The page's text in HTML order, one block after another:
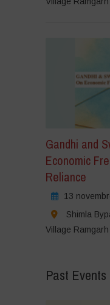
Gandhi and
Economic
Reliance
13
Shimla
Village
Past Events